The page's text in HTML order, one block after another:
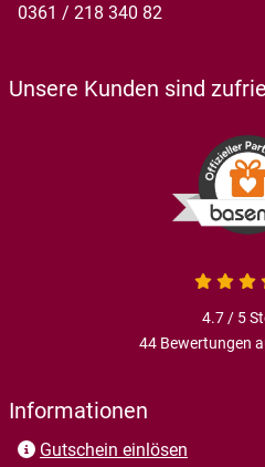
0361 / 218 340 82
Unsere Kunden sind
4.7 / 5
44 Bewertungen
Informationen
Gutschein einlösen